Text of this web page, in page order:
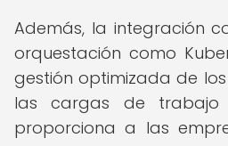
Además, la integración
orquestación como
gestión optimizada de
las cargas de trabajo
proporciona a las